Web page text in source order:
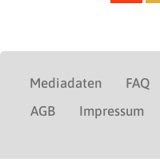
Mediadaten FAQ
AGB
Impressum